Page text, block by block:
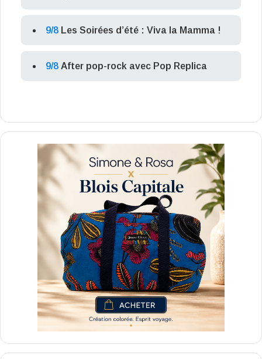
9/8 Les Soirées d’été : Viva la Mamma !
9/8 After pop-rock avec Pop Replica